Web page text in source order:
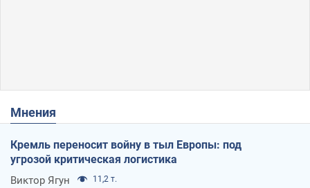
Мнения
Кремль переносит войну в тыл Европы: под
угрозой критическая логистика
Виктор Ягун 11,2 т.